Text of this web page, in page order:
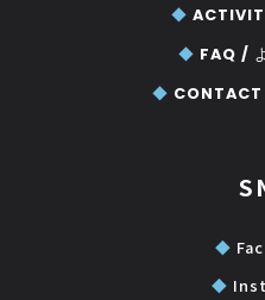
◆
◆ FAQ /
◆
◆
◆